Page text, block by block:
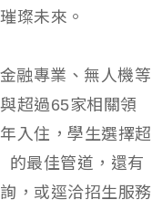
璨未來。
融專業、無人機等
超過65家相關領
入住，學生選擇超
的最佳管道，還有
，或逕洽招生服務